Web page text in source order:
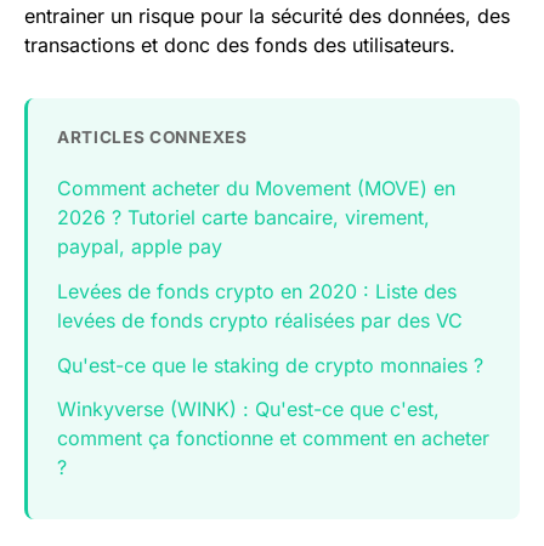
entrainer un risque pour la sécurité des données, des
transactions et donc des fonds des utilisateurs.
ARTICLES CONNEXES
Comment acheter du Movement (MOVE) en
2026 ? Tutoriel carte bancaire, virement,
paypal, apple pay
Levées de fonds crypto en 2020 : Liste des
levées de fonds crypto réalisées par des VC
Qu'est-ce que le staking de crypto monnaies ?
Winkyverse (WINK) : Qu'est-ce que c'est,
comment ça fonctionne et comment en acheter
?